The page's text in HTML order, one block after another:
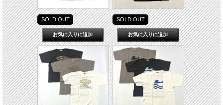
SOLD OUT SOLD OUT